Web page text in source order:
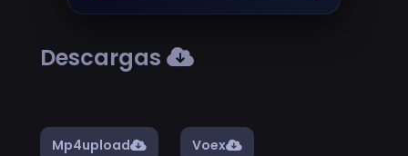
Descargas
Mp4upload Voex